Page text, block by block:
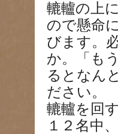
轆轤の上
ので懸命
びます。
か。「も
るとなん
ださい。
轆轤を回
１２名中